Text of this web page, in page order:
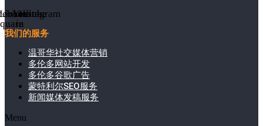
in
Youtube
Instagram
我们的服务
温哥华社交媒体营销
多伦多网站开发
多伦多谷歌广告
蒙特利尔SEO服务
新闻媒体发稿服务
Menu